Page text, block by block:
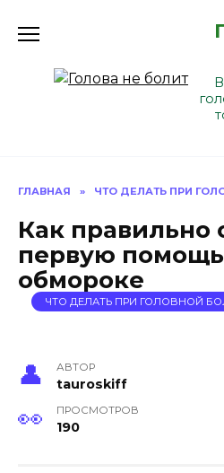
ГЛАВНАЯ » ЧТО ДЕЛАТЬ ПРИ
Как правильно
первую
обмороке
ЧТО ДЕЛАТЬ ПРИ ГОЛОВНОЙ
АВТОР
tauroskiff
ПРОСМОТРОВ
190